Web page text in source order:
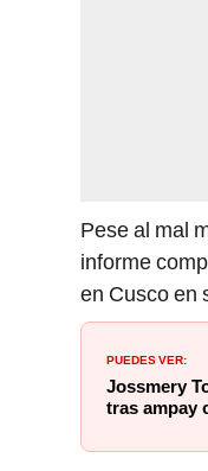
Pese al mal
informe
en Cusco en
PUEDES VER:
Jossmery
tras ampay